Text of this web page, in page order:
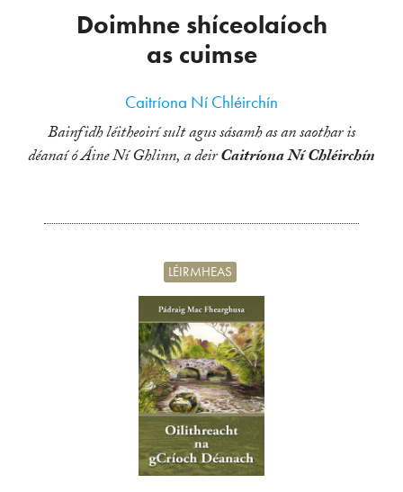
Doimhne shíceolaíoch
as cuimse
Caitríona Ní Chléirchín
Bainfidh léitheoirí sult agus sásamh as an saothar is
déanaí ó Áine Ní Ghlinn, a deirCaitríona Ní Chléirchín
LÉIRMHEAS